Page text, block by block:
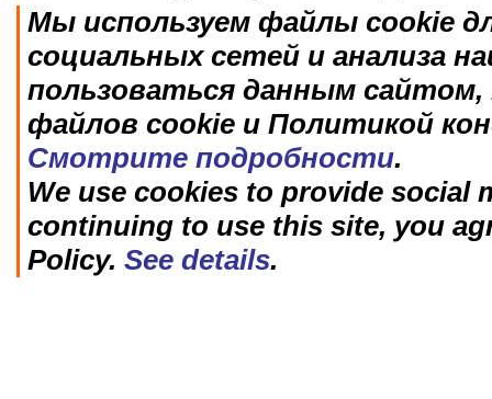
Мы используем файлы cookie
социальных сетей и анализа
пользоваться данным
файлов cookie и Политикой
Смотрите подробности.
We use cookies to provide social
continuing to use this site, you
Policy. See details.